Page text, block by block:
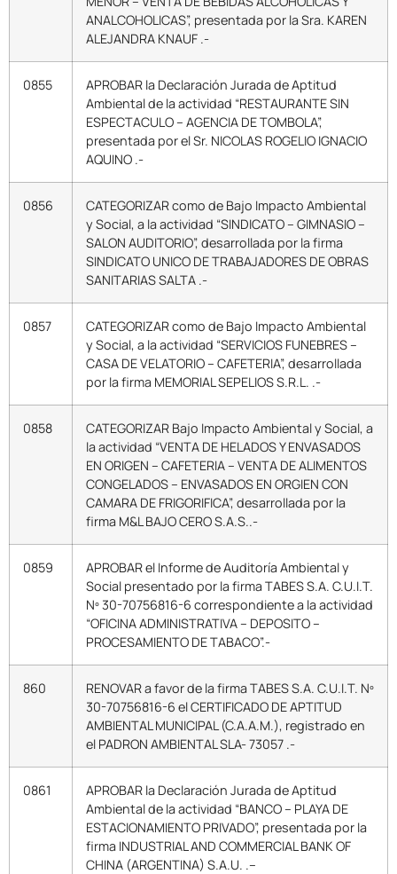
ANALCOHOLICAS”, presentada por la Sra. KAREN
ALEJANDRA KNAUF .-
0855
APROBAR la Declaración Jurada de Aptitud
Ambiental de la actividad “RESTAURANTE SIN
ESPECTACULO – AGENCIA DE TOMBOLA”,
presentada por el Sr. NICOLAS ROGELIO IGNACIO
AQUINO .-
0856
CATEGORIZAR como de Bajo Impacto Ambiental
y Social, a la actividad “SINDICATO – GIMNASIO –
SALON AUDITORIO”, desarrollada por la firma
SINDICATO UNICO DE TRABAJADORES DE OBRAS
SANITARIAS SALTA .-
0857
CATEGORIZAR como de Bajo Impacto Ambiental
y Social, a la actividad “SERVICIOS FUNEBRES –
CASA DE VELATORIO – CAFETERIA”, desarrollada
por la firma MEMORIAL SEPELIOS S.R.L. .-
0858
CATEGORIZAR Bajo Impacto Ambiental y Social, a
la actividad “VENTA DE HELADOS Y ENVASADOS
EN ORIGEN – CAFETERIA – VENTA DE ALIMENTOS
CONGELADOS – ENVASADOS EN ORGIEN CON
CAMARA DE FRIGORIFICA”, desarrollada por la
firma M&L BAJO CERO S.A.S..-
0859
APROBAR el Informe de Auditoría Ambiental y
Social presentado por la firma TABES S.A. C.U.I.T.
Nº 30-70756816-6 correspondiente a la actividad
“OFICINA ADMINISTRATIVA – DEPOSITO –
PROCESAMIENTO DE TABACO”.-
860
RENOVAR a favor de la firma TABES S.A. C.U.I.T. Nº
30-70756816-6 el CERTIFICADO DE APTITUD
AMBIENTAL MUNICIPAL (C.A.A.M.), registrado en
el PADRON AMBIENTAL SLA- 73057 .-
0861
APROBAR la Declaración Jurada de Aptitud
Ambiental de la actividad “BANCO – PLAYA DE
ESTACIONAMIENTO PRIVADO”, presentada por la
firma INDUSTRIAL AND COMMERCIAL BANK OF
CHINA (ARGENTINA) S.A.U. .–